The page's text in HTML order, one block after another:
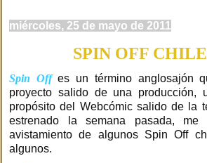
miércoles, 25 de mayo de 2011
SPIN OFF
Spin Offes un término anglosajón
proyecto salido de una producción,
propósito del Webcómic salido de la
estrenado la semana pasada,
avistamiento de algunos Spin Off
algunos.